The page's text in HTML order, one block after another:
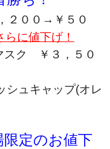
２００→￥５０
に値下げ！
スク
￥３，５０
シュキャップ(オレ
限定のお値下